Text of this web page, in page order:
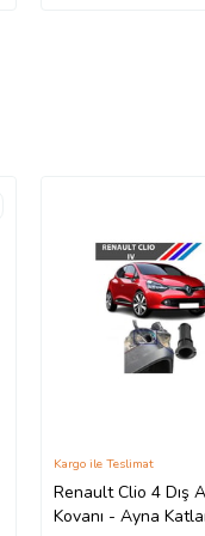
Renault Clio 4 Dış
Kovanı - Ayna
Kargo ile Teslimat